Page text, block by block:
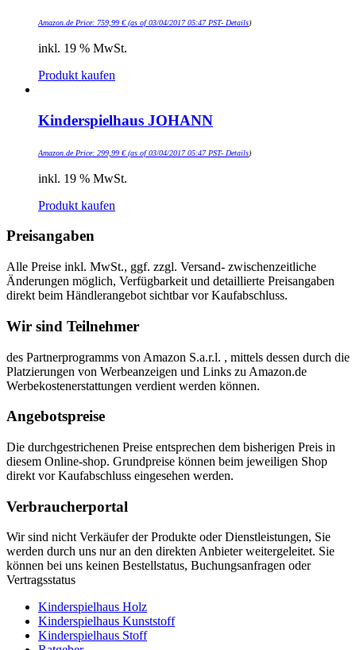
Amazon.de Price: 759,99 €(as of 03/04/2017 05:47 PST- Details)
inkl. 19 % MwSt.
Produkt kaufen
Kinderspielhaus JOHANN
Amazon.de Price: 299,99 €(as of 03/04/2017 05:47 PST- Details)
inkl. 19 % MwSt.
Produkt kaufen
Preisangaben
Alle Preise inkl. MwSt., ggf. zzgl. Versand- zwischenzeitliche
Änderungen möglich, Verfügbarkeit und detaillierte Preisangaben
direkt beim Händlerangebot sichtbar vor Kaufabschluss.
Wir sind Teilnehmer
des Partnerprogramms von Amazon S.a.r.l. , mittels dessen durch die
Platzierungen von Werbeanzeigen und Links zu Amazon.de
Werbekostenerstattungen verdient werden können.
Angebotspreise
Die durchgestrichenen Preise entsprechen dem bisherigen Preis in
diesem Online-shop. Grundpreise können beim jeweiligen Shop
direkt vor Kaufabschluss eingesehen werden.
Verbraucherportal
Wir sind nicht Verkäufer der Produkte oder Dienstleistungen, Sie
werden durch uns nur an den direkten Anbieter weitergeleitet. Sie
können bei uns keinen Bestellstatus, Buchungsanfragen oder
Vertragsstatus
Kinderspielhaus Holz
Kinderspielhaus Kunststoff
Kinderspielhaus Stoff